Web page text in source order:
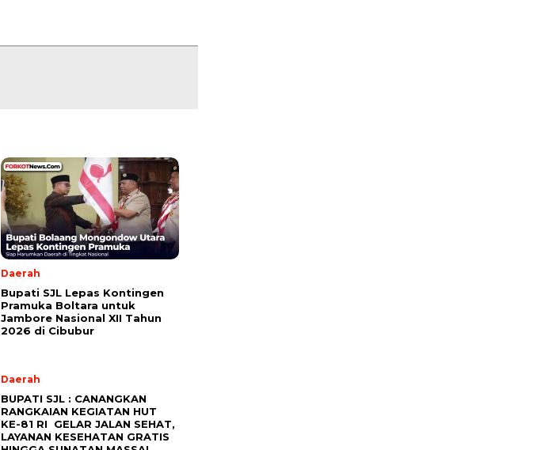
Daerah
Bupati SJL Lepas Kontingen
Pramuka Boltara untuk
Jambore Nasional XII Tahun
2026 di Cibubur
Daerah
BUPATI SJL : CANANGKAN
RANGKAIAN KEGIATAN HUT
KE-81 RI GELAR JALAN SEHAT,
LAYANAN KESEHATAN GRATIS